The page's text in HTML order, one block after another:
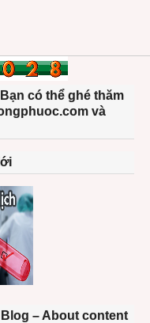
có thể ghé thăm
và
– About content